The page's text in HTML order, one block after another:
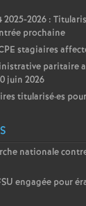
2026 :
prochaine
stagiaires
paritaire
juin 2026
titularisé·es
nationale
engagée pour